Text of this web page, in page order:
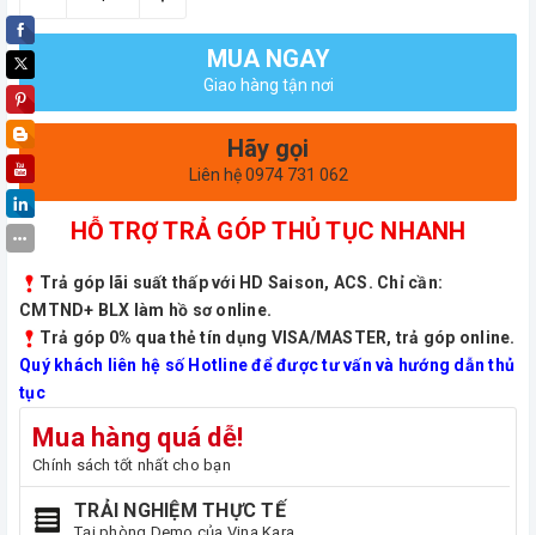
MUA NGAY
Giao hàng tận nơi
Hãy gọi
Liên hệ 0974 731 062
HỖ TRỢ TRẢ GÓP THỦ TỤC NHANH
Trả góp lãi suất thấp với HD Saison, ACS. Chỉ cần:
CMTND+ BLX làm hồ sơ online.
Trả góp 0% qua thẻ tín dụng VISA/MASTER, trả góp online.
Quý khách liên hệ số Hotline để được tư vấn và hướng dẫn thủ
tục
Mua hàng quá dễ!
Chính sách tốt nhất cho bạn
TRẢI NGHIỆM THỰC TẾ